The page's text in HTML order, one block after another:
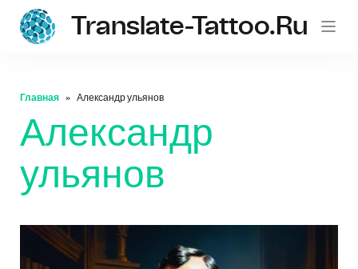
Translate-Tattoo.ru
Главная Александр ульянов
Александр
ульянов